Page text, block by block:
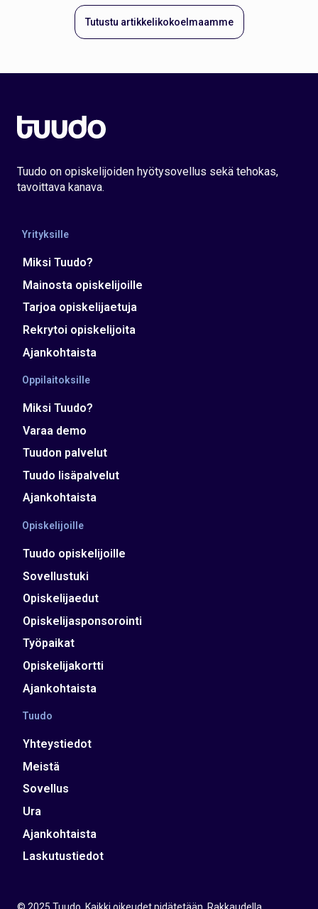
Tutustu artikkelikokoelmaamme
Tuudo on opiskelijoiden hyötysovellus sekä tehokas,
tavoittava kanava.
Yrityksille
Miksi Tuudo?
Mainosta opiskelijoille
Tarjoa opiskelijaetuja
Rekrytoi opiskelijoita
Ajankohtaista
Oppilaitoksille
Miksi Tuudo?
Varaa demo
Tuudon palvelut
Tuudo lisäpalvelut
Ajankohtaista
Opiskelijoille
Tuudo opiskelijoille
Sovellustuki
Opiskelijaedut
Opiskelijasponsorointi
Työpaikat
Opiskelijakortti
Ajankohtaista
Tuudo
Yhteystiedot
Meistä
Sovellus
Ura
Ajankohtaista
Laskutustiedot